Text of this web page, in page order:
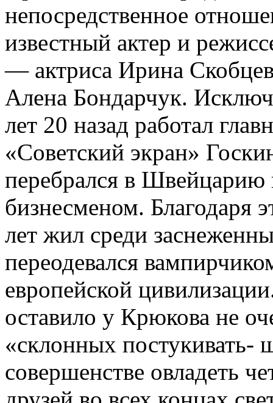
непосредственное
известный актер и
— актриса Ирина
Алена Бондарчук.
лет 20 назад работал
«Советский экран»
перебрался в
бизнесменом. Благодаря
лет жил среди
переодевался
европейской
оставило у Крюкова не
«склонных постукивать-
совершенстве овладеть